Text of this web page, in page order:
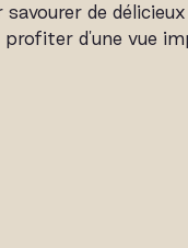
de
d'une vue